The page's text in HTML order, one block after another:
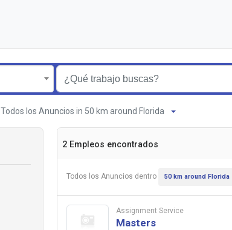
Todos los Anuncios in 50 km around Florida
2 Empleos encontrados
Todos los Anuncios dentro 50 km around Florida
Assignment Service
Masters